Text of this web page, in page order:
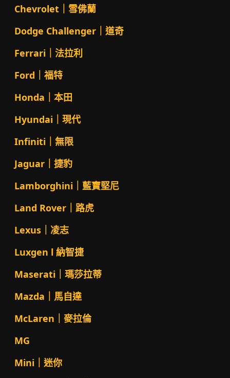
Chevrolet｜雪佛蘭
Dodge Challenger｜道奇
Ferrari｜法拉利
Ford｜福特
Honda｜本田
Hyundai｜現代
Infiniti｜無限
Jaguar｜捷豹
Lamborghini｜藍寶堅尼
Land Rover｜路虎
Lexus｜凌志
Luxgen l 納智捷
Maserati｜瑪莎拉蒂
Mazda｜馬自達
McLaren｜麥拉倫
MG
Mini｜迷你